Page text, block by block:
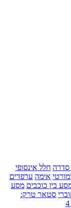
סדרה חלל אינסופי
אימה ערפדים
בין כוכבים מסע
סטאר טרק: